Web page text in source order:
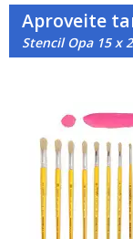
Aproveite
Stencil Opa 15 x